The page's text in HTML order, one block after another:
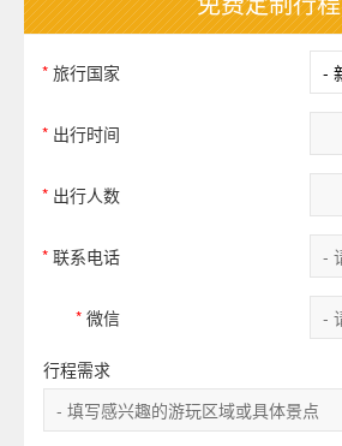
* 旅行国家
* 出行时间
* 出行人数
* 联系电话
* 微信
行程需求